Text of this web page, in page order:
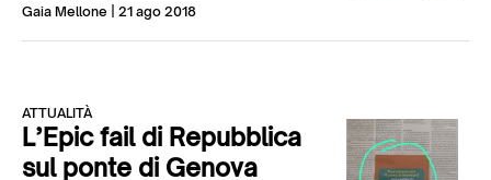
Gaia Mellone | 21 ago 2018
ATTUALITÀ
L’Epic fail di Repubblica
sul ponte di Genova